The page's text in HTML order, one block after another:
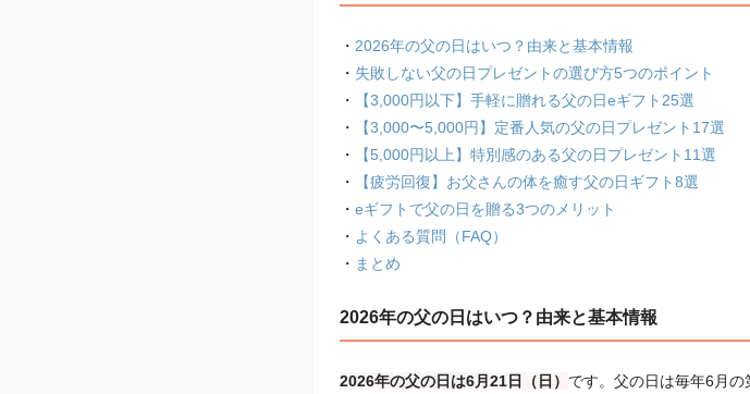
・ 2026年の父の日はいつ？由来と基本情報
・ 失敗しない父の日プレゼントの選び方5つのポイント
・
【3,000円以下】手軽に贈れる父の日eギフト25選
・
【3,000〜5,000円】定番人気の父の日プレゼント17選
・
【5,000円以上】特別感のある父の日プレゼント11選
・
【疲労回復】お父さんの体を癒す父の日ギフト8選
・ eギフトで父の日を贈る3つのメリット
・ よくある質問（FAQ）
・ まとめ
2026年の父の日はいつ？由来と基本情報
2026年の父の日は6月21日（日） です。父の日は毎年6月